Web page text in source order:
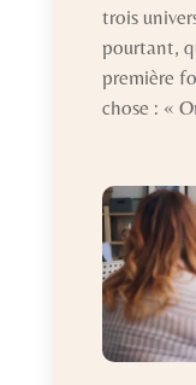
trois
pourtant,
première
chose : «